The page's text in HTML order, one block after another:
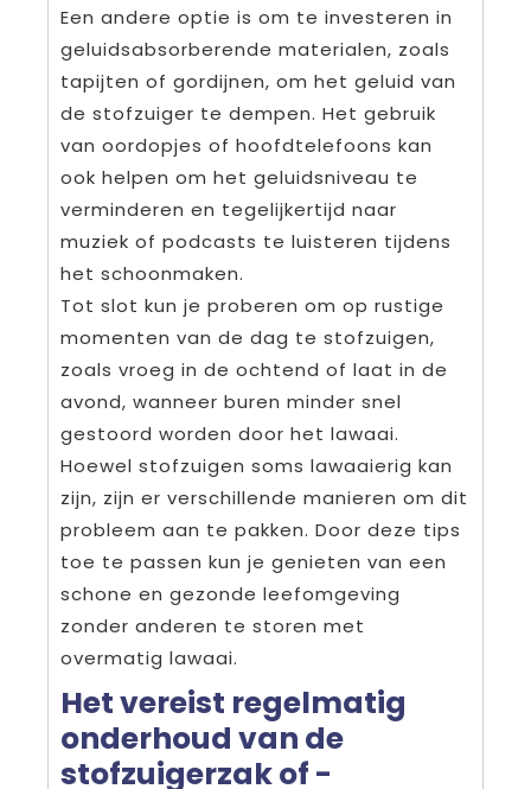
Een andere optie is om te investeren in
geluidsabsorberende materialen, zoals
tapijten of gordijnen, om het geluid van
de stofzuiger te dempen. Het gebruik
van oordopjes of hoofdtelefoons kan
ook helpen om het geluidsniveau te
verminderen en tegelijkertijd naar
muziek of podcasts te luisteren tijdens
het schoonmaken.
Tot slot kun je proberen om op rustige
momenten van de dag te stofzuigen,
zoals vroeg in de ochtend of laat in de
avond, wanneer buren minder snel
gestoord worden door het lawaai.
Hoewel stofzuigen soms lawaaierig kan
zijn, zijn er verschillende manieren om dit
probleem aan te pakken. Door deze tips
toe te passen kun je genieten van een
schone en gezonde leefomgeving
zonder anderen te storen met
overmatig lawaai.
Het vereist regelmatig
onderhoud van de
stofzuigerzak of -